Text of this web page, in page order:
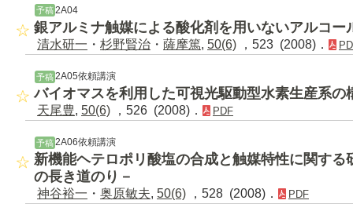
予稿 2A04
銀アルミナ触媒による酸化剤を用いないアルコー
清水研一 ・ 杉野賢治 ・ 薩摩篤, 50(6) ，523 (2008)．
予稿2A05依頼講演
バイオマスを利用した可視光駆動型水素生産系の
天尾豊, 50(6) ，526 (2008)． PDF
予稿 2A06依頼講演
新機能ヘテロポリ酸塩の合成と触媒特性に関する
の長き道のり－
神谷裕一 ・ 奥原敏夫, 50(6) ，528 (2008)． PDF